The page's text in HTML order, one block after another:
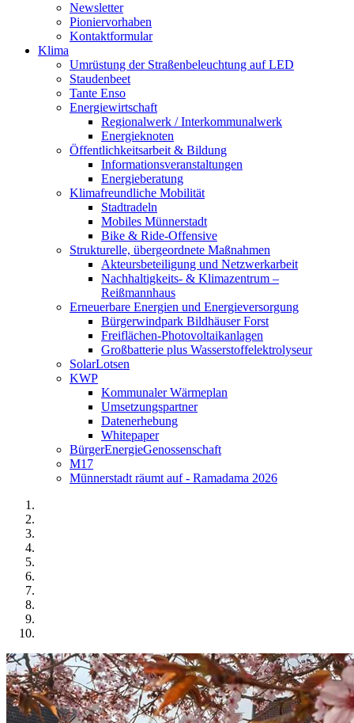
Newsletter
Pioniervorhaben
Kontaktformular
Klima
Umrüstung der Straßenbeleuchtung auf LED
Staudenbeet
Tante Enso
Energiewirtschaft
Regionalwerk / Interkommunalwerk
Energieknoten
Öffentlichkeitsarbeit & Bildung
Informationsveranstaltungen
Energieberatung
Klimafreundliche Mobilität
Stadtradeln
Mobiles Münnerstadt
Bike & Ride-Offensive
Strukturelle, übergeordnete Maßnahmen
Akteursbeteiligung und Netzwerkarbeit
Nachhaltigkeits- & Klimazentrum –
Reißmannhaus
Erneuerbare Energien und Energieversorgung
Bürgerwindpark Bildhäuser Forst
Freiflächen-Photovoltaikanlagen
Großbatterie plus Wasserstoffelektrolyseur
SolarLotsen
KWP
Kommunaler Wärmeplan
Umsetzungspartner
Datenerhebung
Whitepaper
BürgerEnergieGenossenschaft
M17
Münnerstadt räumt auf - Ramadama 2026